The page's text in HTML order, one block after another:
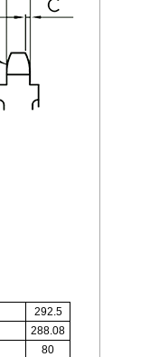
292.5
288.08
80